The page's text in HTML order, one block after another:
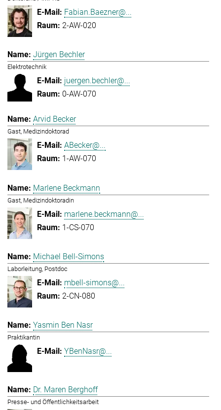
Fabian.Baezner@...
2-AW-020
Jürgen Bechler
Elektrotechnik
juergen.bechler@...
0-AW-070
Arvid Becker
Gast, Medizindoktorad
ABecker@...
1-AW-070
Marlene Beckmann
Gast, Medizindoktoradin
marlene.beckmann@...
1-CS-070
Michael Bell-Simons
Laborleitung, Postdoc
mbell-simons@...
2-CN-080
Yasmin Ben Nasr
Praktikantin
YBenNasr@...
Dr. Maren Berghoff
Presse- und Öffentlichkeitsarbeit